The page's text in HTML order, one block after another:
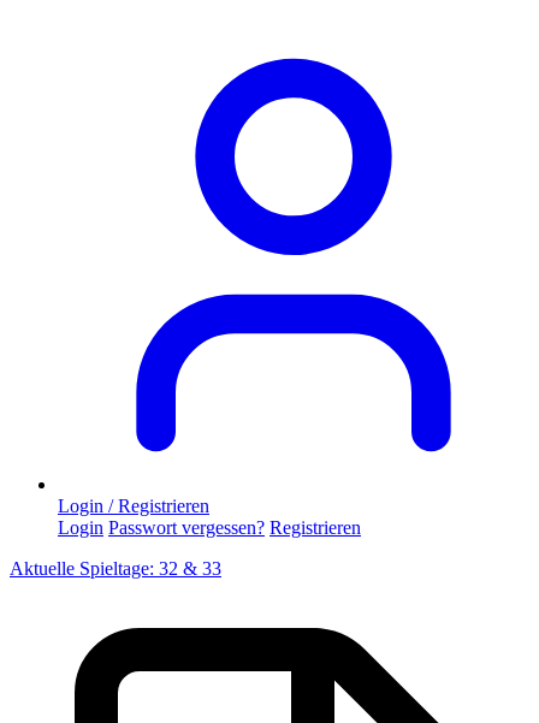
Login / Registrieren
Login Passwort vergessen? Registrieren
Aktuelle Spieltage: 32 & 33